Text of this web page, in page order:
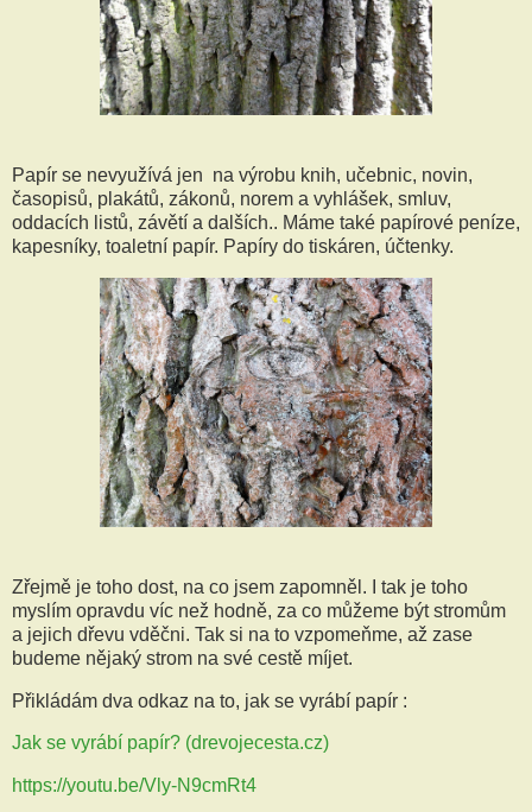
Papír se nevyužívá jen na výrobu knih, učebnic, novin,
časopisů, plakátů, zákonů, norem a vyhlášek, smluv,
oddacích listů, závětí a dalších.. Máme také papírové peníze,
kapesníky, toaletní papír. Papíry do tiskáren, účtenky.
Zřejmě je toho dost, na co jsem zapomněl. I tak je toho
myslím opravdu víc než hodně, za co můžeme být stromům
a jejich dřevu vděčni. Tak si na to vzpomeňme, až zase
budeme nějaký strom na své cestě míjet.
Přikládám dva odkaz na to, jak se vyrábí papír :
Jak se vyrábí papír? (drevojecesta.cz)
https://youtu.be/Vly-N9cmRt4